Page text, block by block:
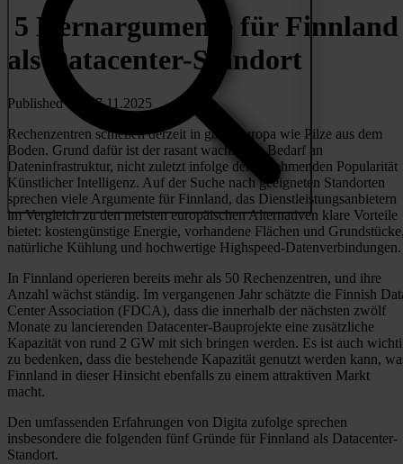
5 Kernargumente für Finnland
als Datacenter-Standort
Published on: 27.11.2025
Rechenzentren schießen derzeit in ganz Europa wie Pilze aus dem
Boden. Grund dafür ist der rasant wachsende Bedarf an
Dateninfrastruktur, nicht zuletzt infolge der zunehmenden Popularität
Künstlicher Intelligenz. Auf der Suche nach geeigneten Standorten
sprechen viele Argumente für Finnland, das Dienstleistungsanbietern
im Vergleich zu den meisten europäischen Alternativen klare Vorteile
bietet: kostengünstige Energie, vorhandene Flächen und
natürliche Kühlung und hochwertige Highspeed-Datenverbindungen.
In Finnland operieren bereits mehr als 50 Rechenzentren, und ihre
Anzahl wächst ständig. Im vergangenen Jahr schätzte die Finnish
Center Association (FDCA), dass die innerhalb der nächsten zwölf
Monate zu lancierenden Datacenter-Bauprojekte eine zusätzliche
Kapazität von rund 2 GW mit sich bringen werden. Es ist auch
zu bedenken, dass die bestehende Kapazität genutzt werden kann,
Finnland in dieser Hinsicht ebenfalls zu einem attraktiven Markt
macht.
Den umfassenden Erfahrungen von Digita zufolge sprechen
insbesondere die folgenden fünf Gründe für Finnland als Datacenter-
Standort.